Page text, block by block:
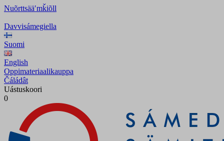
Nuõrttsääʹmǩiõll
Davvisámegiella
Suomi
English
Oppimateriaalikauppa
Čáládât
Uástuskoori
0